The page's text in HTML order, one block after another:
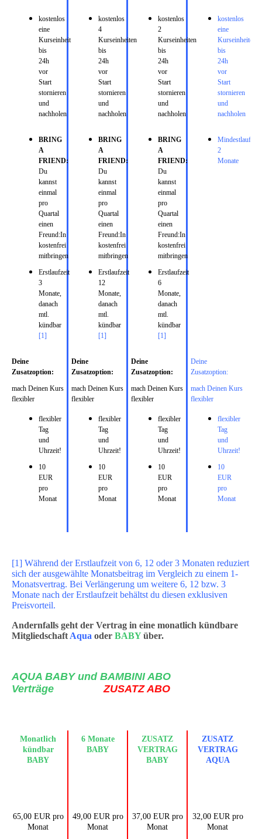
kostenlos
eine
Kurseinheit
bis
24h
vor
Start
stornieren
und
nachholen
kostenlos
4
Kurseinheiten
bis
24h
vor
Start
stornieren
und
nachholen
kostenlos
2
Kurseinheiten
bis
24h
vor
Start
stornieren
und
nachholen
kostenlos
eine
Kurseinheiten
bis
24h
vor
Start
stornieren
und
nachholen
BRING
A
FRIEND:
Du
kannst
einmal
pro
Quartal
einen
Freund:In
kostenfrei
mitbringen
Erstlaufzeit
3
Monate,
danach
mtl.
kündbar
[1]
BRING
A
FRIEND:
Du
kannst
einmal
pro
Quartal
einen
Freund:In
kostenfrei
mitbringen
Erstlaufzeit
12
Monate,
danach
mtl.
kündbar
[1]
BRING
A
FRIEND:
Du
kannst
einmal
pro
Quartal
einen
Freund:In
kostenfrei
mitbringen
Erstlaufzeit
6
Monate,
danach
mtl.
kündbar
[1]
Mindestlaufzeit:
2
Monate
Deine
Zusatzoption:
Deine
Zusatzoption:
Deine
Zusatzoption:
Deine
Zusatzoption:
mach Deinen Kurs
flexibler
flexibler
Tag
und
Uhrzeit!
10
EUR
pro
Monat
mach Deinen Kurs
flexibler
flexibler
Tag
und
Uhrzeit!
10
EUR
pro
Monat
mach Deinen Kurs
flexibler
flexibler
Tag
und
Uhrzeit!
10
EUR
pro
Monat
mach Deinen Kurs
flexibler
flexibler
Tag
und
Uhrzeit!
10
EUR
pro
Monat
[1] Während der Erstlaufzeit von 6, 12 oder 3 Monaten reduziert
sich der ausgewählte Monatsbeitrag im Vergleich zu einem 1-
Monatsvertrag. Bei Verlängerung um weitere 6, 12 bzw. 3
Monate nach der Erstlaufzeit behältst du diesen exklusiven
Preisvorteil.
Andernfalls geht der Vertrag in eine monatlich kündbare
Mitgliedschaft Aqua oder BABY über.
AQUA BABY und BAMBINI ABO
Verträge
ZUSATZ ABO
Monatlich
kündbar
BABY
6 Monate
BABY
ZUSATZ
VERTRAG
BABY
ZUSATZ
VERTRAG
AQUA
65,00 EUR pro
Monat
49,00 EUR pro
Monat
37,00 EUR pro
Monat
32,00 EUR pro
Monat